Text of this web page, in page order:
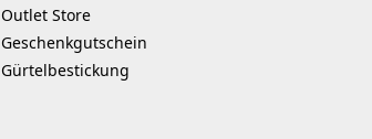
Outlet Store
Geschenkgutschein
Gürtelbestickung